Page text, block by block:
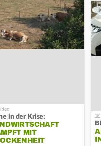
in der Krise:
MIT